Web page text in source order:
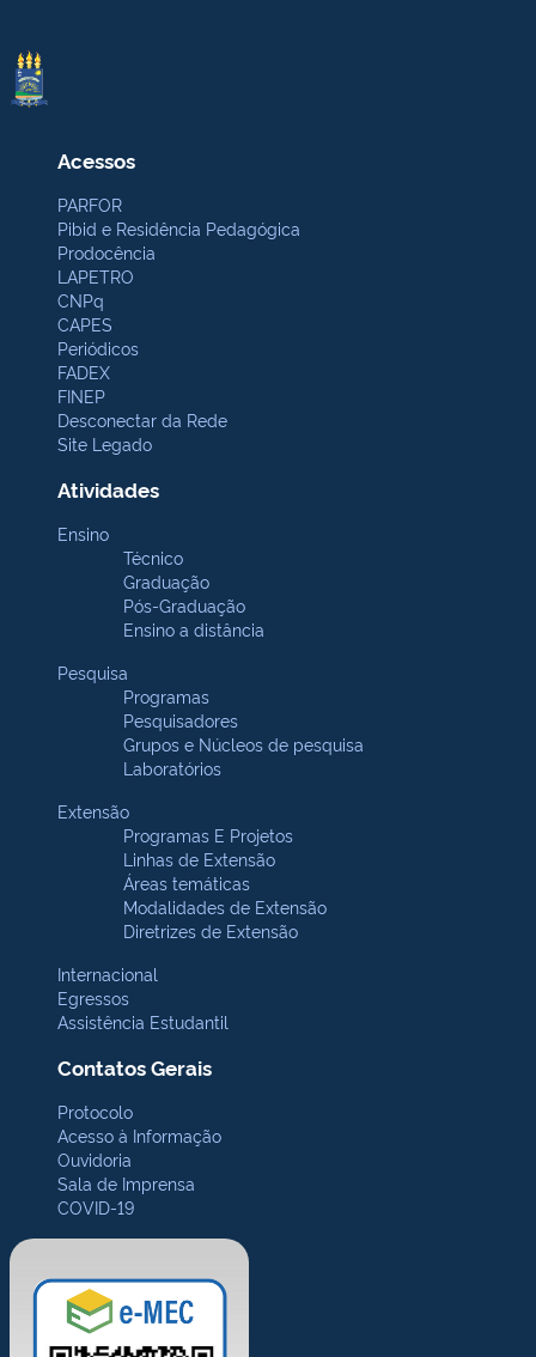
Acessos
PARFOR
Pibid e Residência Pedagógica
Prodocência
LAPETRO
CNPq
CAPES
Periódicos
FADEX
FINEP
Desconectar da Rede
Site Legado
Atividades
Ensino
Técnico
Graduação
Pós-Graduação
Ensino a distância
Pesquisa
Programas
Pesquisadores
Grupos e Núcleos de pesquisa
Laboratórios
Extensão
Programas E Projetos
Linhas de Extensão
Áreas temáticas
Modalidades de Extensão
Diretrizes de Extensão
Internacional
Egressos
Assistência Estudantil
Contatos Gerais
Protocolo
Acesso à Informação
Ouvidoria
Sala de Imprensa
COVID-19